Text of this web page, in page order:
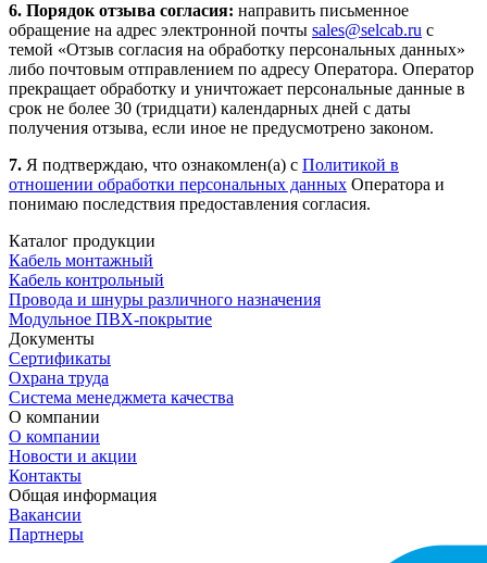
6. Порядок отзыва согласия: направить письменное
обращение на адрес электронной почты sales@selcab.ru с
темой «Отзыв согласия на обработку персональных данных»
либо почтовым отправлением по адресу Оператора. Оператор
прекращает обработку и уничтожает персональные данные в
срок не более 30 (тридцати) календарных дней с даты
получения отзыва, если иное не предусмотрено законом.
7. Я подтверждаю, что ознакомлен(а) с Политикой в
отношении обработки персональных данных Оператора и
понимаю последствия предоставления согласия.
Каталог продукции
Кабель монтажный
Кабель контрольный
Провода и шнуры различного назначения
Модульное ПВХ-покрытие
Документы
Сертификаты
Охрана труда
Система менеджмета качества
О компании
О компании
Новости и акции
Контакты
Общая информация
Вакансии
Партнеры